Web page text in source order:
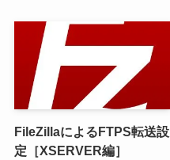
FileZillaによるFTPS転送設
定［XSERVER編］